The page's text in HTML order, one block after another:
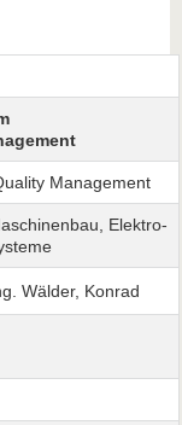
Management
Elektro-
Wälder, Konrad